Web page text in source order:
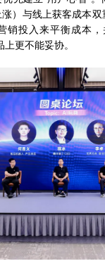
）与线上获客成本
销投入来平衡成本
更不能妥协。